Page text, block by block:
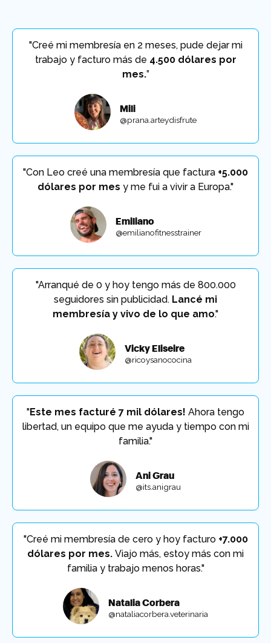
"Creé mi membresía en 2 meses, pude dejar mi
trabajo y facturo más de 4.500 dólares por
mes.”
Mili
@prana.arteydisfrute
"Con Leo creé una membresía que factura +5.000
dólares por mes y me fui a vivir a Europa."
Emiliano
@emilianofitnesstrainer
"Arranqué de 0 y hoy tengo más de 800.000
seguidores sin publicidad. Lancé mi
membresía y vivo de lo que amo."
Vicky Eliseire
@ricoysanococina
"Este mes facturé 7 mil dólares! Ahora tengo
libertad, un equipo que me ayuda y tiempo con mi
familia."
Ani Grau
@its.anigrau
"Creé mi membresía de cero y hoy facturo +7.000
dólares por mes. Viajo más, estoy más con mi
familia y trabajo menos horas."
Natalia Corbera
@nataliacorbera.veterinaria